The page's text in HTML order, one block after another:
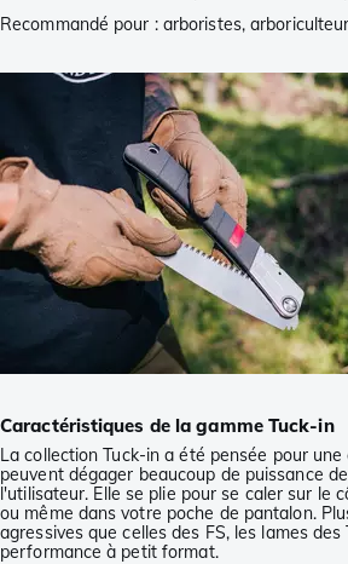
Recommandé pour : arboristes,
Caractéristiques de la gamme Tuck-in
La collection Tuck-in a été pensée pour
peuvent dégager beaucoup de puissance
l'utilisateur. Elle se plie pour se caler sur le
ou même dans votre poche de pantalon.
agressives que celles des FS, les lames
performance à petit format.